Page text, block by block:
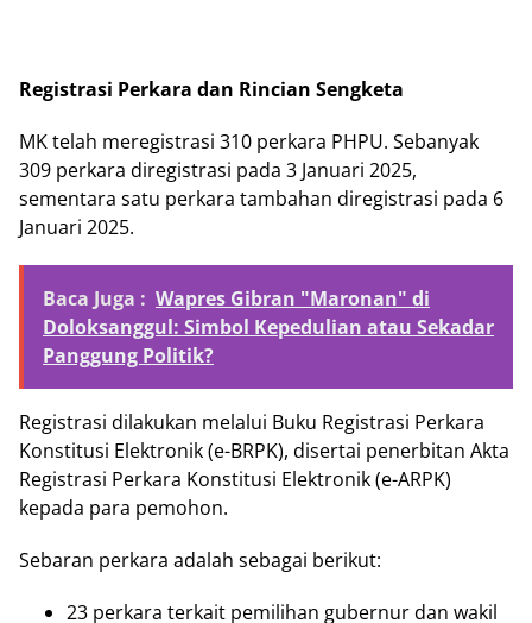
Registrasi Perkara dan Rincian Sengketa
MK telah meregistrasi 310 perkara PHPU. Sebanyak
309 perkara diregistrasi pada 3 Januari 2025,
sementara satu perkara tambahan diregistrasi pada 6
Januari 2025.
Baca Juga : Wapres Gibran "Maronan" di
Doloksanggul: Simbol Kepedulian atau Sekadar
Panggung Politik?
Registrasi dilakukan melalui Buku Registrasi Perkara
Konstitusi Elektronik (e-BRPK), disertai penerbitan Akta
Registrasi Perkara Konstitusi Elektronik (e-ARPK)
kepada para pemohon.
Sebaran perkara adalah sebagai berikut:
23 perkara terkait pemilihan gubernur dan wakil